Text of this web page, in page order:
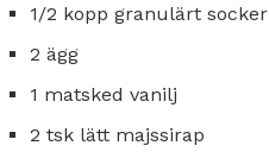
1/2 kopp granulärt socker
2 ägg
1 matsked vanilj
2 tsk lätt majssirap